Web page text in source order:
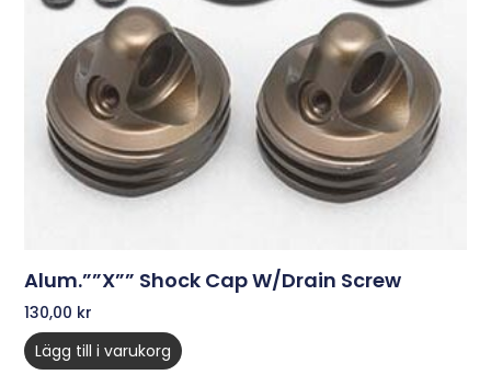
Alum.””X”” Shock Cap W/Drain Screw
130,00 kr
Lägg till i varukorg